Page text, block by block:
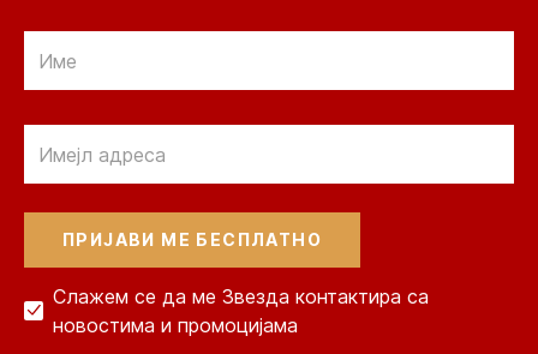
Слажем се да ме Звезда контактира са
новостима и промоцијама